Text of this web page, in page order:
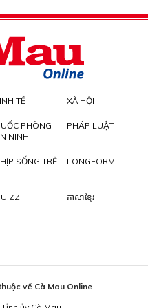
TẾ XÃ HỘI
PHÒNG -
NINH
PHÁP LUẬT
SỐNG TRẺ LONGFORM
ភាសាខ្មែរ
về Cà Mau Online